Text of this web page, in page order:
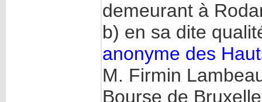
demeurant à
b) en sa dite
anonyme des
M. Firmin
Bourse de